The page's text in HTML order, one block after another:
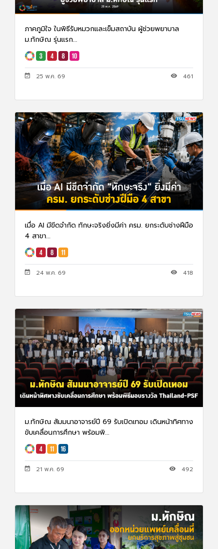
ภาคภูมิใจ ในพิธีรับหมวกและเข็มสถาบัน ผู้ช่วยพยาบาล
ม.ทักษิณ รุ่นแรก...
25 พ.ค. 69 461
เมื่อ AI มีขีดจำกัด ทักษะจริงยิ่งมีค่า ครม. ยกระดับช่างฝีมือ
4 สาขา...
24 พ.ค. 69 418
ม.ทักษิณ สัมมนาอาจารย์ปี 69 รับเปิดเทอม เดินหน้าทิศทาง
ขับเคลื่อนการศึกษา พร้อมพิ...
21 พ.ค. 69 492